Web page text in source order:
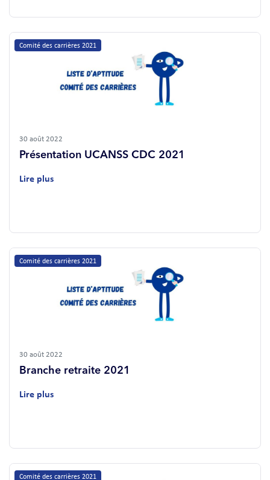
Comité des carrières 2021
30 août 2022
Présentation UCANSS CDC 2021
Lire plus
Comité des carrières 2021
30 août 2022
Branche retraite 2021
Lire plus
Comité des carrières 2021